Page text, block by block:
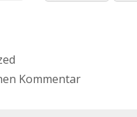
Kommentar